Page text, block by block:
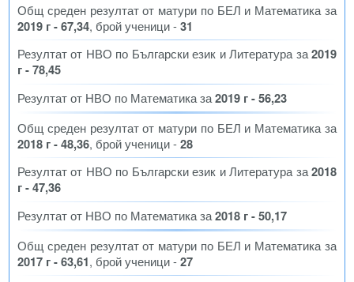
Общ среден резултат от матури по БЕЛ и Математика за
2019 г - 67,34, брой ученици -31
Резултат от НВО по Български език и Литература за2019
г - 78,45
Резултат от НВО по Математика за2019 г - 56,23
Общ среден резултат от матури по БЕЛ и Математика за
2018 г - 48,36, брой ученици -28
Резултат от НВО по Български език и Литература за2018
г - 47,36
Резултат от НВО по Математика за2018 г - 50,17
Общ среден резултат от матури по БЕЛ и Математика за
2017 г - 63,61, брой ученици -27